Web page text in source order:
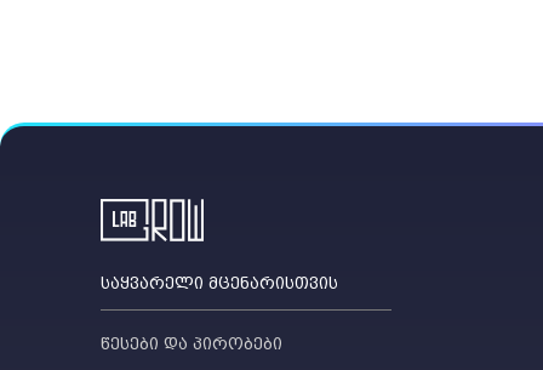
საყვარელი მცენარისთვის
წესები და პირობები